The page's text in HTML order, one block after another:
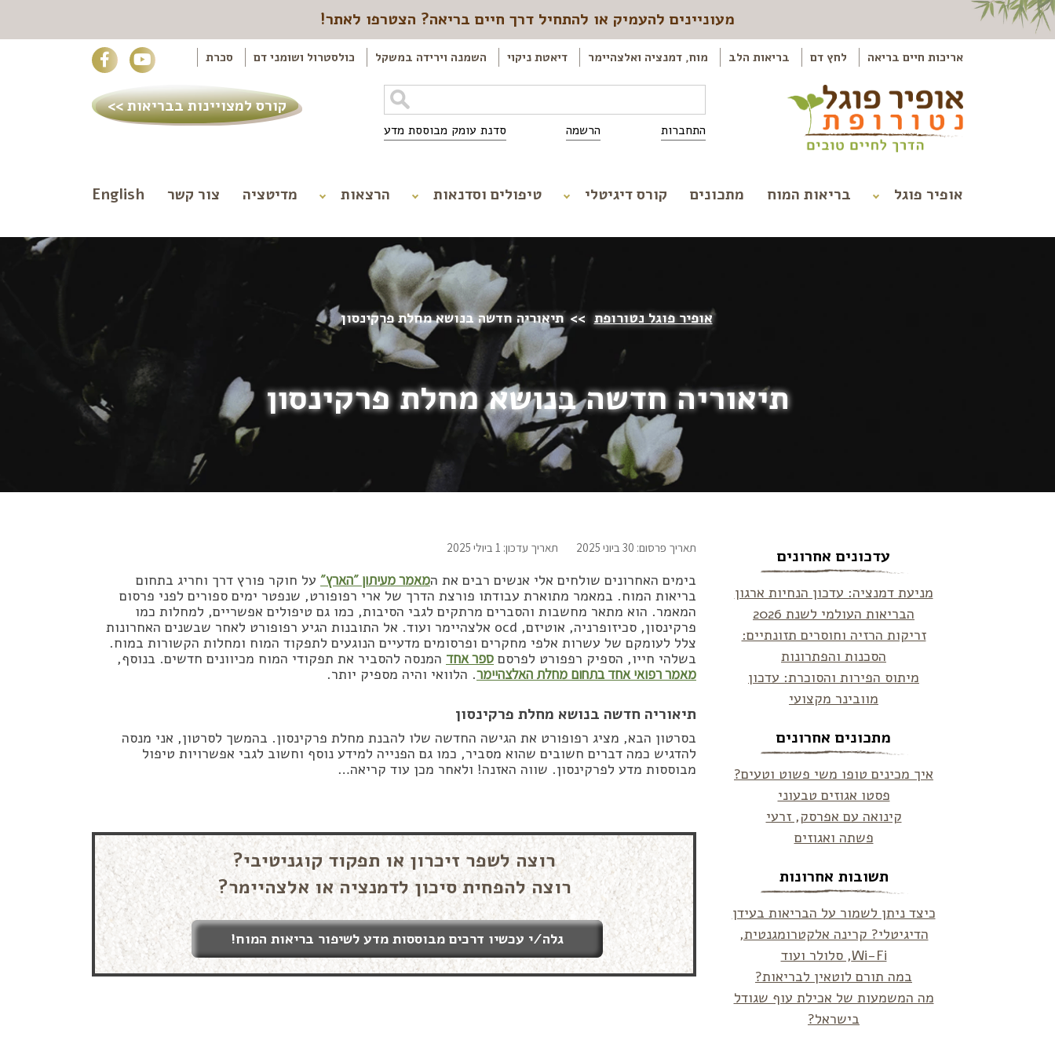
מעוניינים להעמיק או להתחיל דרך חיים בריאה? הצטרפו לאתר!
אריכות חיים בריאה לחץ דם בריאות הלב מוח, דמנציה ואלצהיימר דיאטת ניקוי השמנה וירידה במשקל כולסטרול ושומני דם סכרת
התחברות הרשמה סדנת עומק מבוססת מדע
קורס למצויינות בבריאות >>
אופיר פוגל בריאות המוח מתכונים קורס דיגיטלי טיפולים וסדנאות הרצאות מדיטציה צור קשר English
אופיר פוגל נטורופת >> תיאוריה חדשה בנושא מחלת פרקינסון
תיאוריה חדשה בנושא מחלת פרקינסון
תאריך פרסום: 30 ביוני 2025 תאריך עדכון: 1 ביולי 2025
בימים האחרונים שולחים אלי אנשים רבים את המאמר מעיתון ״הארץ״ על חוקר פורץ דרך וחריג בתחום
בריאות המוח. במאמר מתוארת עבודתו פורצת הדרך של ארי רפופורט, שנפטר ימים ספורים לפני פרסום
המאמר. הוא מתאר מחשבות והסברים מרתקים לגבי הסיבות, כמו גם טיפולים אפשריים, למחלות כמו
פרקינסון, סכיזופרניה, אוטיזם, ocd אלצהיימר ועוד. אל התובנות הגיע רפופורט לאחר שבשנים האחרונות
צלל לעומקם של עשרות אלפי מחקרים ופרסומים מדעיים הנוגעים לתפקוד המוח ומחלות הקשורות במוח.
בשלהי חייו, הספיק רפפורט לפרסם ספר אחד המנסה להסביר את תפקודי המוח מכיוונים חדשים. בנוסף,
מאמר רפואי אחד בתחום מחלת האלצהיימר. הלוואי והיה מספיק יותר.
תיאוריה חדשה בנושא מחלת פרקינסון
בסרטון הבא, מציג רפופורט את הגישה החדשה שלו להבנת מחלת פרקינסון. בהמשך לסרטון, אני מנסה
להדגיש כמה דברים חשובים שהוא מסביר, כמו גם הפנייה למידע נוסף וחשוב לגבי אפשרויות טיפול
מבוססות מדע לפרקינסון. שווה האזנה! ולאחר מכן עוד קריאה…
רוצה לשפר זיכרון או תפקוד קוגניטיבי?
רוצה להפחית סיכון לדמנציה או אלצהיימר?
גלה/י עכשיו דרכים מבוססות מדע לשיפור בריאות המוח!
עדכונים אחרונים
מניעת דמנציה: עדכון הנחיות ארגון
הבריאות העולמי לשנת 2026
זריקות הרזיה וחוסרים תזונתיים:
הסכנות והפתרונות
מיתוס הפירות והסוכרת: עדכון
מוובינר מקצועי
מתכונים אחרונים
איך מכינים טופו משי פשוט וטעים?
פסטו אגוזים טבעוני
קינואה עם אפרסק, זרעי
פשתה ואגוזים
תשובות אחרונות
כיצד ניתן לשמור על הבריאות בעידן
הדיגיטלי? קרינה אלקטרומגנטית,
Wi-Fi, סלולר ועוד
במה תורם לוטאין לבריאות?
מה המשמעות של אכילת עוף שגודל
בישראל?